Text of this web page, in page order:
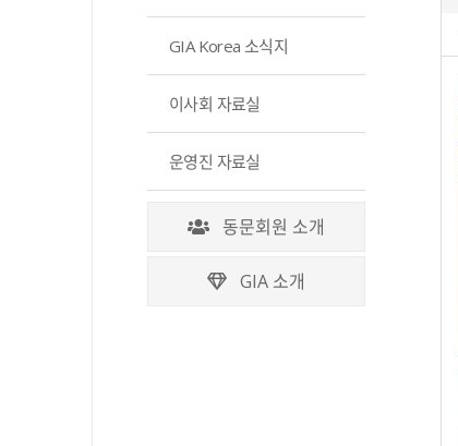
GIA Korea 소식지
이사회 자료실
운영진 자료실
동문회원 소개
GIA 소개